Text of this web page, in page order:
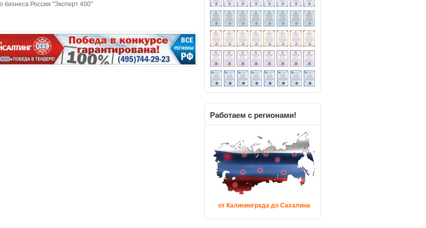
бизнеса России "Эксперт 400"
Работаем с регионами!
от Калининграда до Сахалина